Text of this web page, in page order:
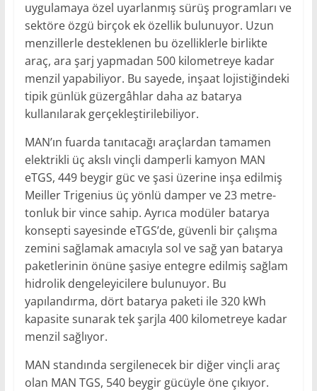
uygulamaya özel uyarlanmış sürüş programları ve
sektöre özgü birçok ek özellik bulunuyor. Uzun
menzillerle desteklenen bu özelliklerle birlikte
araç, ara şarj yapmadan 500 kilometreye kadar
menzil yapabiliyor. Bu sayede, inşaat lojistiğindeki
tipik günlük güzergâhlar daha az batarya
kullanılarak gerçekleştirilebiliyor.
MAN’ın fuarda tanıtacağı araçlardan tamamen
elektrikli üç akslı vinçli damperli kamyon MAN
eTGS, 449 beygir güc ve şasi üzerine inşa edilmiş
Meiller Trigenius üç yönlü damper ve 23 metre-
tonluk bir vince sahip. Ayrıca modüler batarya
konsepti sayesinde eTGS’de, güvenli bir çalışma
zemini sağlamak amacıyla sol ve sağ yan batarya
paketlerinin önüne şasiye entegre edilmiş sağlam
hidrolik dengeleyicilere bulunuyor. Bu
yapılandırma, dört batarya paketi ile 320 kWh
kapasite sunarak tek şarjla 400 kilometreye kadar
menzil sağlıyor.
MAN standında sergilenecek bir diğer vinçli araç
olan MAN TGS, 540 beygir gücüyle öne çıkıyor.